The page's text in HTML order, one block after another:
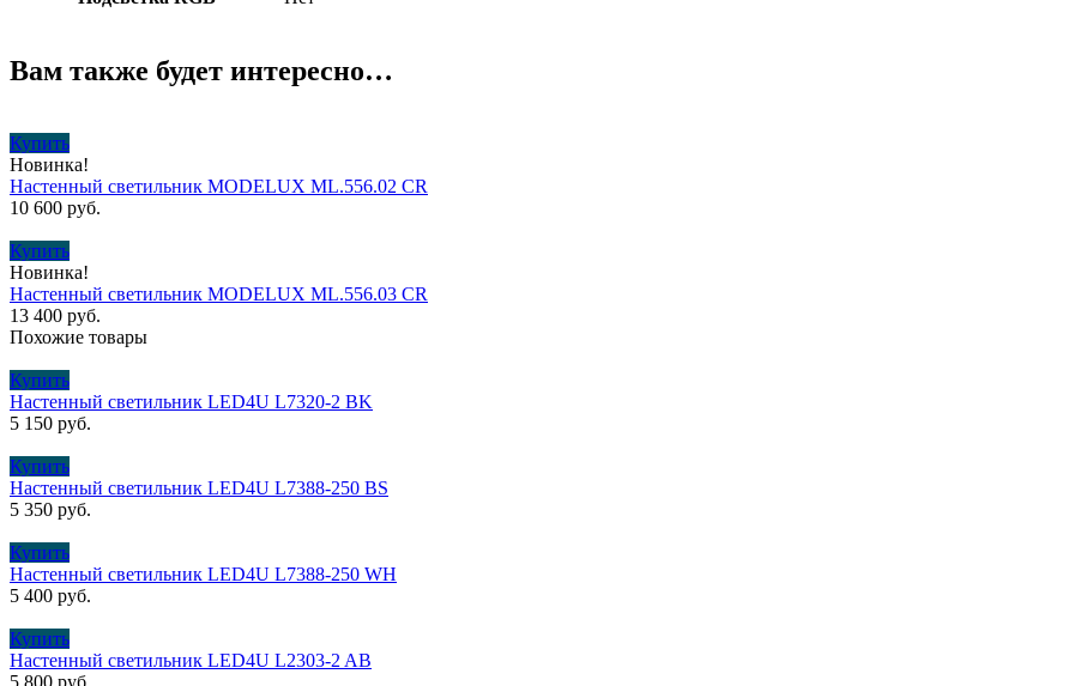
Вам также будет интересно…
Купить
Новинка!
Настенный светильник MODELUX ML.556.02 CR
10 600 руб.
Купить
Новинка!
Настенный светильник MODELUX ML.556.03 CR
13 400 руб.
Похожие товары
Купить
Настенный светильник LED4U L7320-2 BK
5 150 руб.
Купить
Настенный светильник LED4U L7388-250 BS
5 350 руб.
Купить
Настенный светильник LED4U L7388-250 WH
5 400 руб.
Купить
Настенный светильник LED4U L2303-2 AB
5 800 руб.